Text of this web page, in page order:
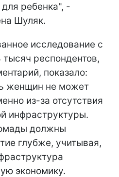
ребенка", -
Шуляк.
исследование с
респондентов,
показало:
женщин не может
из-за отсутствия
инфраструктуры.
должны
глубже, учитывая,
экономику.